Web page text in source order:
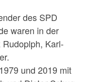
des SPD
waren in der
Karl-
und 2019 mit